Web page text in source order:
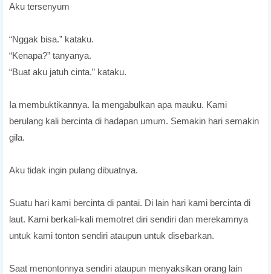
Aku tersenyum
“Nggak bisa.” kataku.
“Kenapa?” tanyanya.
“Buat aku jatuh cinta.” kataku.
Ia membuktikannya. Ia mengabulkan apa mauku. Kami
berulang kali bercinta di hadapan umum. Semakin hari semakin
gila.
Aku tidak ingin pulang dibuatnya.
Suatu hari kami bercinta di pantai. Di lain hari kami bercinta di
laut. Kami berkali-kali memotret diri sendiri dan merekamnya
untuk kami tonton sendiri ataupun untuk disebarkan.
Saat menontonnya sendiri ataupun menyaksikan orang lain